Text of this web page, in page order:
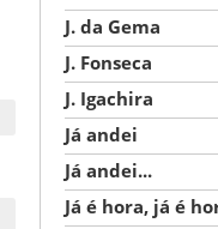
J. da Gema
J. Fonseca
J. Igachira
Já andei
Já andei...
Já é hora, já é